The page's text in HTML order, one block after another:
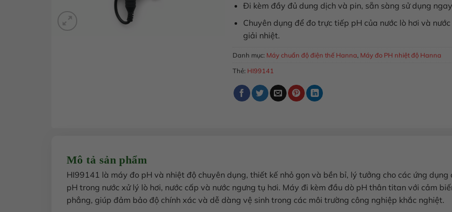
Đi kèm đầy đủ dung dịch và pin, sẵn sàng sử dụng
Chuyên dụng để đo trực tiếp pH của nước lò hơi và
giải nhiệt.
Danh mục: Máy chuẩn độ điện thế Hanna, Máy đo PH nhiệt độ Hanna
Thẻ: HI99141
Mô tả sản phẩm
HI99141 là máy đo pH và nhiệt độ chuyên dụng, thiết kế nhỏ gọn và bền bỉ, lý tưởng cho các ứng dụng
pH trong nước xử lý lò hơi, nước cấp và nước ngưng tụ hơi. Máy đi kèm đầu dò pH thân titan với cảm
phẳng, giúp đảm bảo độ chính xác và dễ dàng vệ sinh trong các môi trường công nghiệp khắc nghiệt.